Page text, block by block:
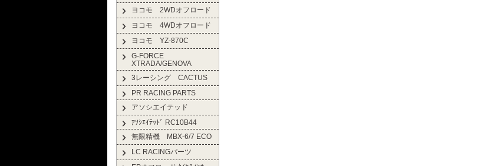
ヨコモ 2WDオフロード
ヨコモ 4WDオフロード
ヨコモ YZ-870C
G-FORCE
XTRADA/GENOVA
3レーシング CACTUS
PR RACING PARTS
アソシエイテッド
ｱｿｼｴｲﾃｯﾄﾞ RC10B44
無限精機 MBX-6/7 ECO
LC RACINGパーツ